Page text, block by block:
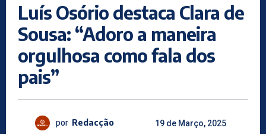
Luís Osório destaca Clara de
Sousa: “Adoro a maneira
orgulhosa como fala dos
pais”
por Redacção 19 de Março, 2025